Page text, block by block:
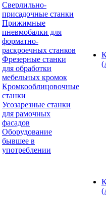
Сверлильно-
присадочные станки
Прижимные
пневмобалки для
форматно-
раскроечных станков
Фрезерные станки
для обработки
мебельных кромок
Кромкооблицовочные
станки
Усозарезные станки
для рамочных
фасадов
Оборудование
бывшее в
употреблении